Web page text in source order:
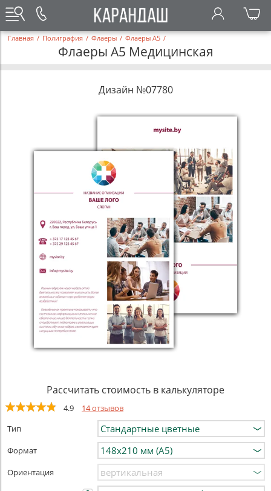
Главная / Полиграфия / Флаеры / Флаеры А5 /
Флаеры А5 Медицинская
Дизайн №07780
Рассчитать стоимость в калькуляторе
4.9
14 отзывов
Тип
Формат
Ориентация